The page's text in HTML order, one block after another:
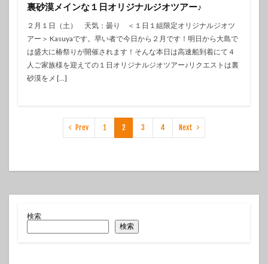
裏砂漠メインな１日オリジナルジオツアー♪
２月１日（土） 天気：曇り ＜１日１組限定オリジナルジオツ
アー＞ Kasuyaです。早い者で今日から２月です！明日から大島で
は盛大に椿祭りが開催されます！そんな本日は高速船到着にて４
人ご家族様を迎えての１日オリジナルジオツアー♪リクエストは裏
砂漠をメ […]
Prev 1 2 3 4 Next
検索
検索